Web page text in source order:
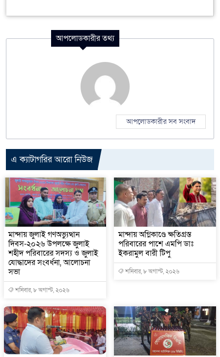
আপলোডকারীর তথ্য
আপলোডকারীর সব সংবাদ
এ ক্যাটাগরির আরো নিউজ
মান্দায় জুলাই গণঅভ্যুত্থান
দিবস-২০২৬ উপলক্ষে জুলাই
শহীদ পরিবারের সদস্য ও জুলাই
যোদ্ধাদের সংবর্ধনা, আলোচনা
সভা
শনিবার, ৮ অগাস্ট, ২০২৬
মান্দায় অগ্নিকাণ্ডে ক্ষতিগ্রস্ত
পরিবারের পাশে এমপি ডাঃ
ইকরামুল বারী টিপু
শনিবার, ৮ অগাস্ট, ২০২৬